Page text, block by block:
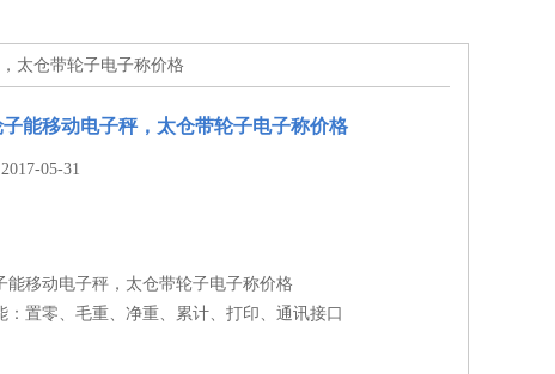
太仓带轮子电子称价格
子能移动电子秤，太仓带轮子电子称价格
05-31
能移动电子秤，太仓带轮子电子称价格
：置零、毛重、净重、累计、打印、通讯接口